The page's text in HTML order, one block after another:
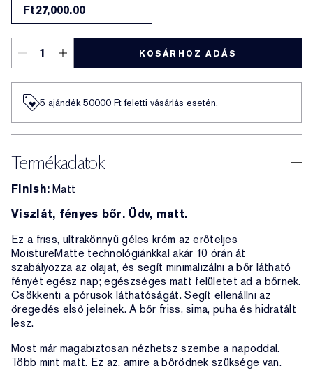
Ft27,000.00
KOSÁRHOZ ADÁS
5 ajándék 50000​ Ft feletti vásárlás esetén.
Termékadatok
Finish:Matt
Viszlát, fényes bőr. Üdv, matt.
Ez a friss, ultrakönnyű géles krém az erőteljes
MoistureMatte technológiánkkal akár 10 órán át
szabályozza az olajat, és segít minimalizálni a bőr látható
fényét egész nap; egészséges matt felületet ad a bőrnek.
Csökkenti a pórusok láthatóságát. Segít ellenállni az
öregedés első jeleinek. A bőr friss, sima, puha és hidratált
lesz.
Most már magabiztosan nézhetsz szembe a napoddal.
Több mint matt. Ez az, amire a bőrödnek szüksége van.